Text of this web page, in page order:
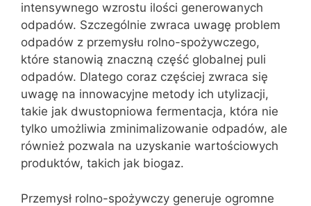
intensywnego wzrostu ilości generowanych
odpadów. Szczególnie zwraca uwagę problem
odpadów z przemysłu rolno-spożywczego,
które stanowią znaczną część globalnej puli
odpadów. Dlatego coraz częściej zwraca się
uwagę na innowacyjne metody ich utylizacji,
takie jak dwustopniowa fermentacja, która nie
tylko umożliwia zminimalizowanie odpadów, ale
również pozwala na uzyskanie wartościowych
produktów, takich jak biogaz.
Przemysł rolno-spożywczy generuje ogromne